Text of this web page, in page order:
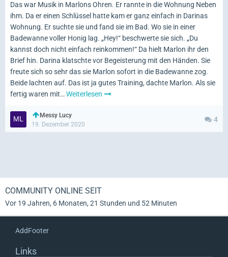
Das war Musik in Marlons Ohren. Er rannte in die Wohnung Neben
ihm. Da er einen Schlüssel hatte kam er ganz einfach in Darinas
Wohnung. Er suchte sie und fand sie im Bad. Wo sie in einer
Badewanne voller Honig lag. „Hey!“ beschwerte sie sich. „Du
kannst doch nicht einfach reinkommen!“ Da hielt Marlon ihr den
Brief hin. Darina klatschte vor Begeisterung mit den Händen. Sie
freute sich so sehr das sie Marlon sofort in die Badewanne zog.
Beide lachten auf. Das ist ja gutes Training, dachte Marlon. Als sie
fertig waren mit… Weiterlesen
Messy Lucy
19. Dezember 2020
4
COMMUNITY ONLINE SEIT
Vor 19 Jahren, 6 Monaten, 21 Stunden und 52 Minuten
AddFooter
Links